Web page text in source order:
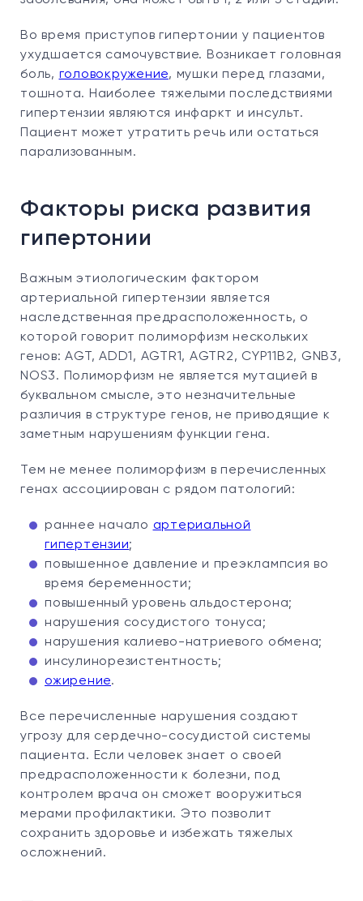
Во время приступов гипертонии у пациентов
ухудшается самочувствие. Возникает головная
боль, головокружение, мушки перед глазами,
тошнота. Наиболее тяжелыми последствиями
гипертензии являются инфаркт и инсульт.
Пациент может утратить речь или остаться
парализованным.
Факторы риска развития
гипертонии
Важным этиологическим фактором
артериальной гипертензии является
наследственная предрасположенность, о
которой говорит полиморфизм нескольких
генов: AGT, ADD1, AGTR1, AGTR2, CYP11B2, GNB3,
NOS3. Полиморфизм не является мутацией в
буквальном смысле, это незначительные
различия в структуре генов, не приводящие к
заметным нарушениям функции гена.
Тем не менее полиморфизм в перечисленных
генах ассоциирован с рядом патологий:
раннее начало артериальной
гипертензии;
повышенное давление и преэклампсия во
время беременности;
повышенный уровень альдостерона;
нарушения сосудистого тонуса;
нарушения калиево-натриевого обмена;
инсулинорезистентность;
ожирение.
Все перечисленные нарушения создают
угрозу для сердечно-сосудистой системы
пациента. Если человек знает о своей
предрасположенности к болезни, под
контролем врача он сможет вооружиться
мерами профилактики. Это позволит
сохранить здоровье и избежать тяжелых
осложнений.